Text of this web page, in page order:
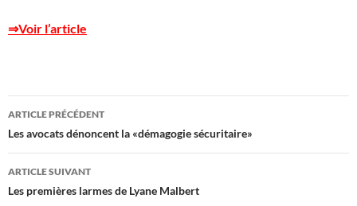
⇒Voir l’article
Navigation
des
articles
ARTICLE PRÉCÉDENT
Les avocats dénoncent la «démagogie sécuritaire»
ARTICLE SUIVANT
Les premières larmes de Lyane Malbert